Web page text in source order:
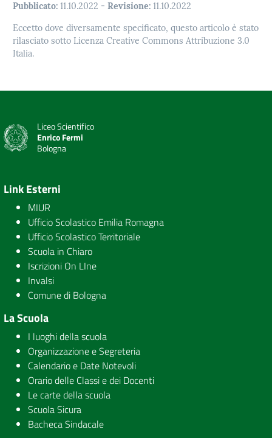
Pubblicato: 11.10.2022 - Revisione: 11.10.2022
Eccetto dove diversamente specificato, questo articolo è stato
rilasciato sotto Licenza Creative Commons Attribuzione 3.0
Italia.
Liceo Scientifico
Enrico Fermi
Bologna
Link Esterni
MIUR
Ufficio Scolastico Emilia Romagna
Ufficio Scolastico Territoriale
Scuola in Chiaro
Iscrizioni On LIne
Invalsi
Comune di Bologna
La Scuola
I luoghi della scuola
Organizzazione e Segreteria
Calendario e Date Notevoli
Orario delle Classi e dei Docenti
Le carte della scuola
Scuola Sicura
Bacheca Sindacale